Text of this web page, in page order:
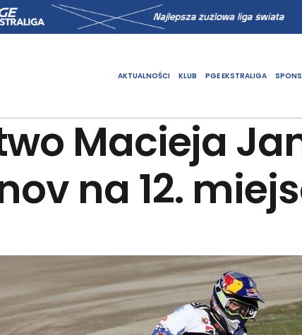
AKTUALNOŚCI KLUB PGE EKSTRALIGA
Macieja
na 12.